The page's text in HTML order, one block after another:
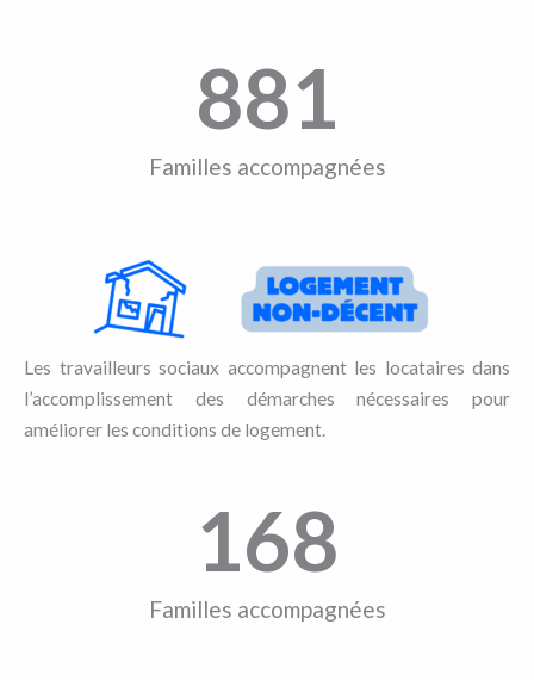
Familles accompagnées
881
Les travailleurs sociaux accompagnent les locataires dans
l’accomplissement des démarches nécessaires pour
améliorer les conditions de logement.
Familles accompagnées
168